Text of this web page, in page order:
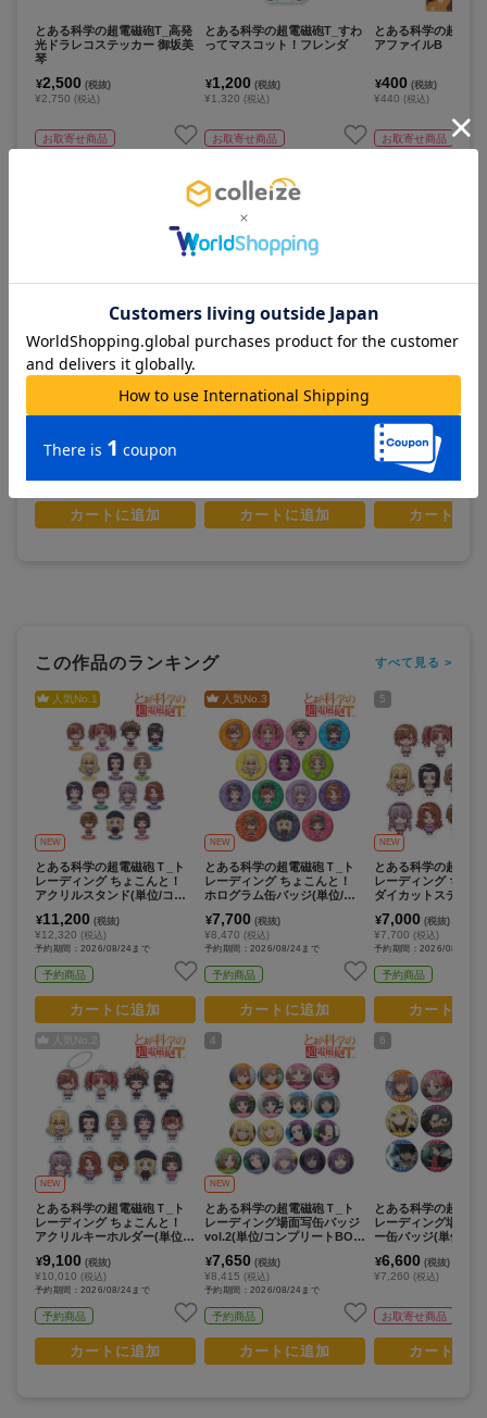
とある科学の超電磁砲T_高発
光ドラレコステッカー 御坂美
琴
¥2,500 (税抜)
¥2,750 (税込)
お取寄せ商品
とある科学の超電磁砲T_アク
ースクイーンver.(描き下ろし
イラスト)
お取寄せ商品
カートに追加
とある科学の超電磁砲T_すわ
ってマスコット！フレンダ
¥1,200 (税抜)
¥1,320 (税込)
お取寄せ商品
ースクイーンver.(描き下ろし
イラスト)
お取寄せ商品
カートに追加
とある科学の超電磁
アファイルB
¥400 (税抜)
¥440 (税込)
お取寄せ商品
¥1,200 (税抜)
¥1,320(税込)
お取寄せ商品
カートに
この作品のランキング すべて見る >
人気No.1
NEW
とある科学の超電磁砲Ｔ_ト
レーディング ちょこんと！
アクリルスタンド(単位/コン
¥11,200 (税抜)
¥12,320 (税込)
予約期間：2026/08/24まで
予約商品
カートに追加
人気No. 2
NEW
とある科学の超電磁砲Ｔ_ト
レーディング ちょこんと！
アクリルキーホルダー(単位/
入り)
¥9,100 (税抜)
¥10,010 (税込)
予約期間：2026/08/24まで
予約商品
カートに追加
人気No.3
NEW
とある科学の超電磁砲Ｔ_ト
レーディング ちょこんと！
ホログラム缶バッジ(単位/コ
り)
¥7,700 (税抜)
¥8,470 (税込)
予約期間：2026/08/24まで
予約商品
カートに追加
4
NEW
とある科学の超電磁砲Ｔ_ト
レーディング場面写缶バッジ
vol.2(単位/コンプリートBOX/
¥7,650 (税抜)
¥8,415 (税込)
予約期間：2026/08/24まで
予約商品
カートに追加
5
NEW
とある科学の超電磁
レーディング ちょ
ダイカットステッカ
入り)
¥7,000 (税抜)
¥7,700 (税込)
予約期間：2026/08/24ま
予約商品
カートに
6
とある科学の超電磁
レーディング場面写
ー缶バッジ(単位/コ
¥6,600 (税抜)
¥7,260 (税込)
お取寄せ商品
カートに